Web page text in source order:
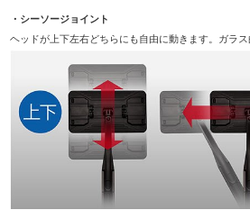
・シーソージョイント
ヘッドが上下左右どちらにも自由に動きます。ガラス